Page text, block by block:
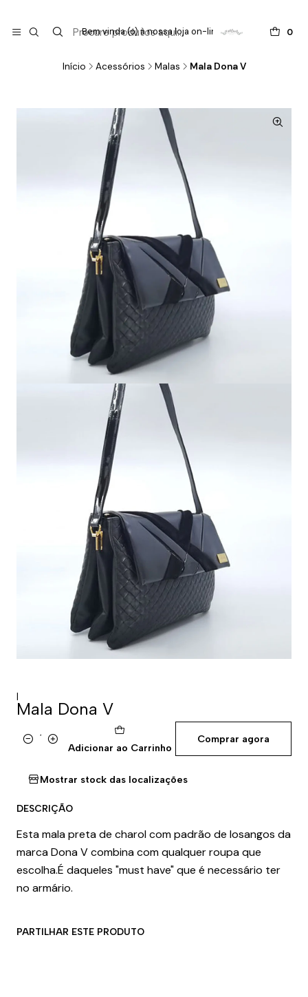
0
Bem vinda (o) à nossa loja on-line !
Início Acessórios Malas Mala Dona V
|
Mala Dona V
QuantidadeAdicionar ao Carrinho
Comprar agora
Mostrar stock das localizações
DESCRIÇÃO
Esta mala preta de charol com padrão de losangos da
marca Dona V combina com qualquer roupa que
escolha.É daqueles "must have" que é necessário ter
no armário.
PARTILHAR ESTE PRODUTO